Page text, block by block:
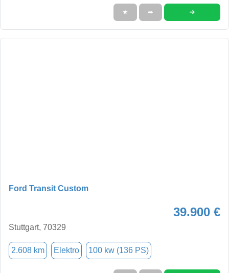
★ ➦ ➜
Ford Transit Custom
39.900 €
Stuttgart, 70329
2.608 km Elektro 100 kw (136 PS)